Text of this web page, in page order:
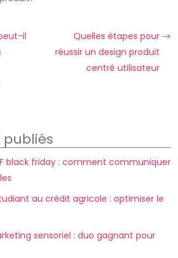
il
Quelles étapes pour
réussir un design produit
centré utilisateur
black friday : comment communiquer
au crédit agricole : optimiser le
sensoriel : duo gagnant pour